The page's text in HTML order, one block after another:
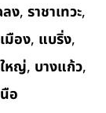
ลง, ราชาเทวะ,
มือง, แบริ่ง,
หญ่, บางแก้ว,
อ